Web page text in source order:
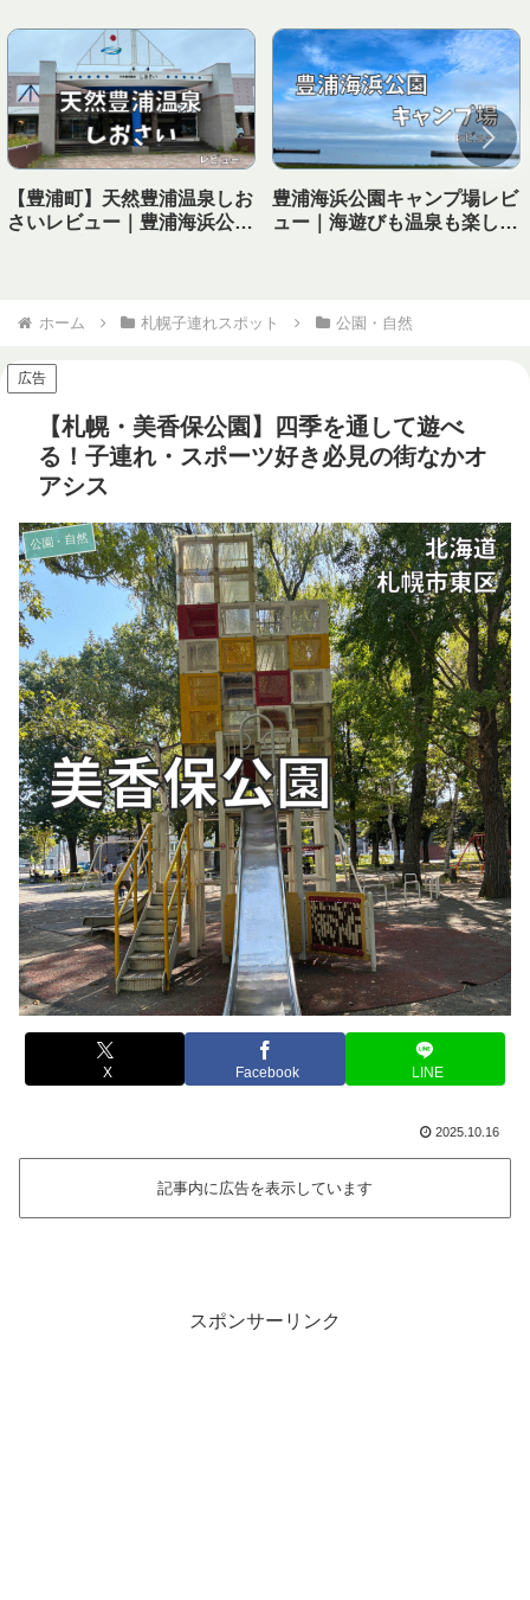
【豊浦町】天然豊浦温泉しお
さいレビュー｜豊浦海浜公園
豊浦海浜公園キャンプ場レビ
ュー｜海遊びも温泉も楽しめ
ホーム 札幌子連れスポット 公園・自然
広告
【札幌・美香保公園】四季を通して遊べ
る！子連れ・スポーツ好き必見の街なかオ
アシス
公園・自然
X Facebook LINE
2025.10.16
記事内に広告を表示しています
スポンサーリンク